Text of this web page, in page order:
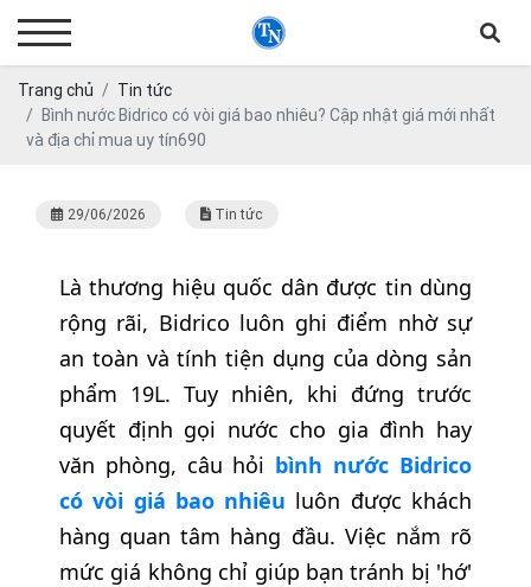
Trang chủ
Tin tức
Bình nước Bidrico có vòi giá bao nhiêu? Cập nhật giá mới nhất
và địa chỉ mua uy tín690
29/06/2026 Tin tức
Là thương hiệu quốc dân được tin dùng
rộng rãi, Bidrico luôn ghi điểm nhờ sự
an toàn và tính tiện dụng của dòng sản
phẩm 19L. Tuy nhiên, khi đứng trước
quyết định gọi nước cho gia đình hay
văn phòng, câu hỏi bình nước Bidrico
có vòi giá bao nhiêu luôn được khách
hàng quan tâm hàng đầu. Việc nắm rõ
mức giá không chỉ giúp bạn tránh bị 'hớ'